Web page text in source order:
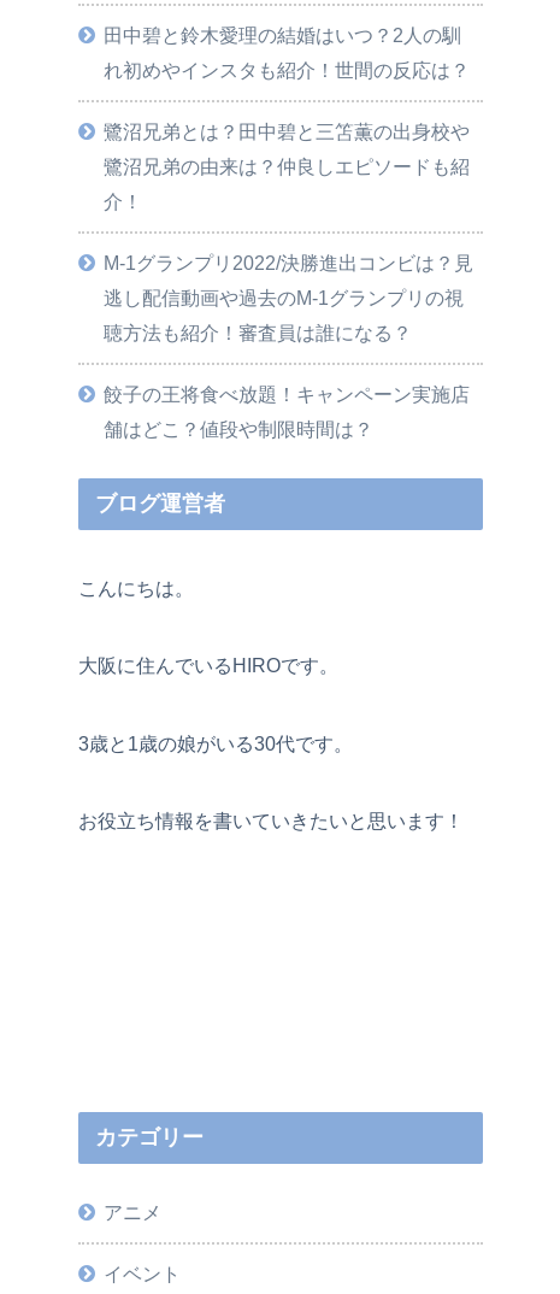
田中碧と鈴木愛理の結婚はいつ？2人の馴
れ初めやインスタも紹介！世間の反応は？
鷺沼兄弟とは？田中碧と三笘薫の出身校や
鷺沼兄弟の由来は？仲良しエピソードも紹
介！
M-1グランプリ2022/決勝進出コンビは？見
逃し配信動画や過去のM-1グランプリの視
聴方法も紹介！審査員は誰になる？
餃子の王将食べ放題！キャンペーン実施店
舗はどこ？値段や制限時間は？
ブログ運営者
こんにちは。
大阪に住んでいるHIROです。
3歳と1歳の娘がいる30代です。
お役立ち情報を書いていきたいと思います！
カテゴリー
アニメ
イベント